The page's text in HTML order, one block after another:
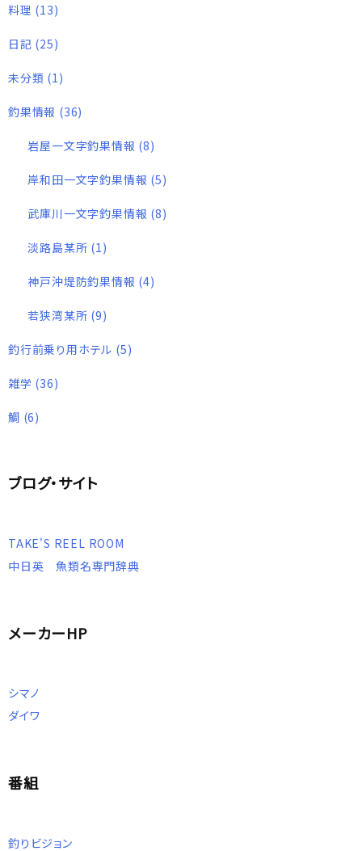
料理 (13)
日記 (25)
未分類 (1)
釣果情報 (36)
岩屋一文字釣果情報 (8)
岸和田一文字釣果情報 (5)
武庫川一文字釣果情報 (8)
淡路島某所 (1)
神戸沖堤防釣果情報 (4)
若狭湾某所 (9)
釣行前乗り用ホテル (5)
雑学 (36)
鯛 (6)
ブログ・サイト
TAKE'S REEL ROOM
中日英 魚類名専門辞典
メーカーHP
シマノ
ダイワ
番組
釣りビジョン